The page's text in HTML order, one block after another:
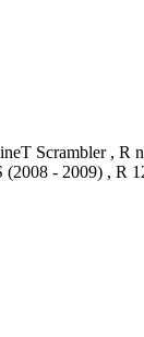
Scrambler ,
- 2009) , R